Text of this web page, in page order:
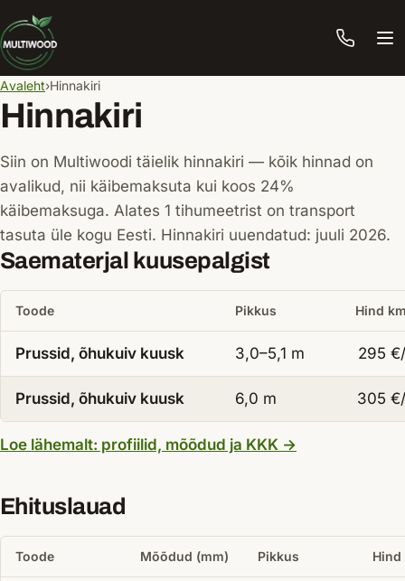
Avaleht Hinnakiri
Hinnakiri
Siin on Multiwoodi täielik hinnakiri — kõik hinnad on
avalikud, nii käibemaksuta kui koos 24%
käibemaksuga. Alates 1 tihumeetrist on transport
tasuta üle kogu Eesti. Hinnakiri uuendatud: juuli 2026.
Saematerjal kuusepalgist
Toode Pikkus Hind
Prussid, õhukuiv kuusk 3,0–5,1 m 295
Prussid, õhukuiv kuusk 6,0 m 305
Loe lähemalt: profiilid, mõõdud ja KKK — Saematerjal
→
Ehituslauad
Toode Mõõdud (mm) Pikkus